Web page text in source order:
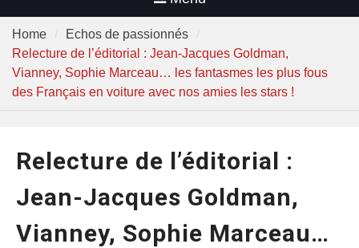
Home
Echos de passionnés
Relecture de l’éditorial : Jean-Jacques Goldman,
Vianney, Sophie Marceau… les fantasmes les plus fous
des Français en voiture avec nos amies les stars !
Relecture de l’éditorial :
Jean-Jacques Goldman,
Vianney, Sophie Marceau…